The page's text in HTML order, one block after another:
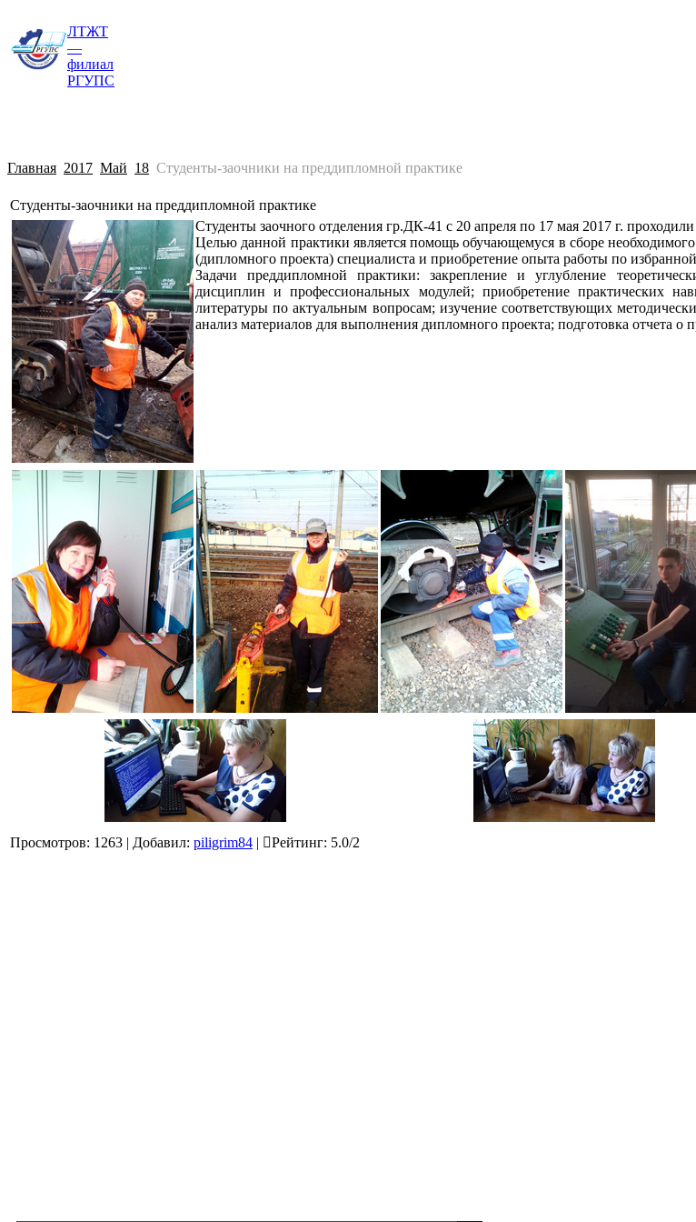
ЛТЖТ
—
филиал
РГУПС
Главная 2017 Май 18 Студенты-заочники на преддипломной практике
Студенты-заочники на преддипломной практике
Студенты заочного отделения гр.ДК-41 с 20 апреля по 17 мая 2017 г.
Целью данной практики является помощь обучающемуся в сборе
(дипломного проекта) специалиста и приобретение опыта работы по
Задачи преддипломной практики: закрепление и углубление
дисциплин и профессиональных модулей; приобретение практических
литературы по актуальным вопросам; изучение соответствующих
анализ материалов для выполнения дипломного проекта; подготовка отчета о
Просмотров: 1263 | Добавил: piligrim84 | Рейтинг: 5.0/2